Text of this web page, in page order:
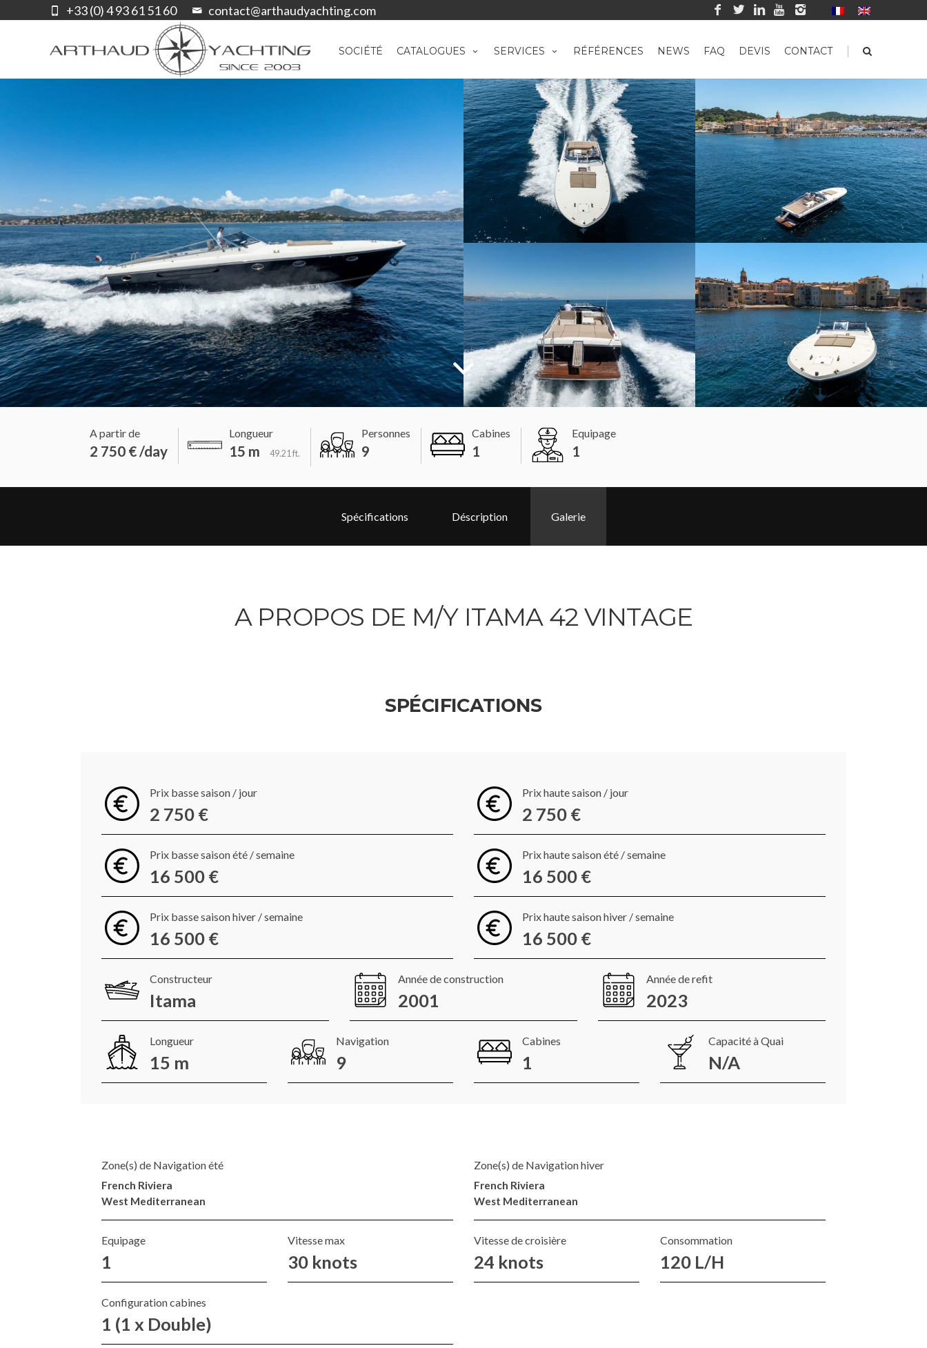
contact@arthaudyachting.com
+33 (0) 4 93 61 51 60
SOCIÉTÉ CATALOGUES SERVICES RÉFÉRENCES NEWS FAQ DEVIS CONTACT |
A partir de
2 750 € /day
Longueur
15 m 49.21 ft.
Personnes
9
Cabines
1
Equipage
1
Spécifications Déscription Galerie
A PROPOS DE M/Y ITAMA 42 VINTAGE
SPÉCIFICATIONS
Prix basse saison / jour
2 750 €
Prix haute saison / jour
2 750 €
Prix basse saison été / semaine
16 500 €
Prix haute saison été / semaine
16 500 €
Prix basse saison hiver / semaine
16 500 €
Prix haute saison hiver / semaine
16 500 €
Constructeur
Itama
Année de construction
2001
Année de refit
2023
Longueur
15 m
Navigation
9
Cabines
1
Capacité à Quai
N/A
Zone(s) de Navigation été
French Riviera
West Mediterranean
Zone(s) de Navigation hiver
French Riviera
West Mediterranean
Equipage
1
Vitesse max
30 knots
Vitesse de croisière
24 knots
Consommation
120 L/H
Configuration cabines
1 (1 x Double)